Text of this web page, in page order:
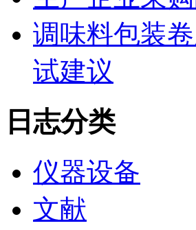
调味料包装
试建议
日志分类
仪器设备
文献